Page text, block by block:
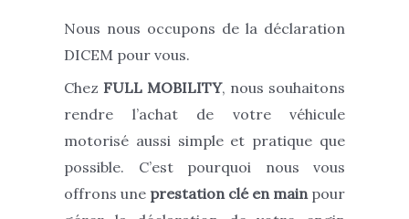
Nous nous occupons de la déclaration
DICEM pour vous.
Chez FULL MOBILITY, nous souhaitons
rendre l’achat de votre véhicule
motorisé aussi simple et pratique que
possible. C’est pourquoi nous vous
offrons une prestation clé en main pour